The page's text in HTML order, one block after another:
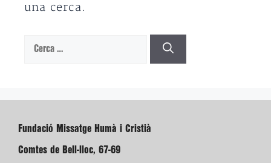
una cerca.
Cerca:
Fundació Missatge Humà i Cristià
Comtes de Bell-lloc, 67-69